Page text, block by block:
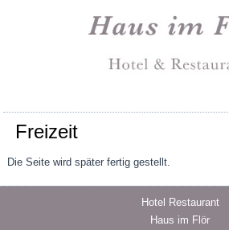
Freizeit
Die Seite wird später fertig gestellt.
Hotel Restaurant
Haus im Flör